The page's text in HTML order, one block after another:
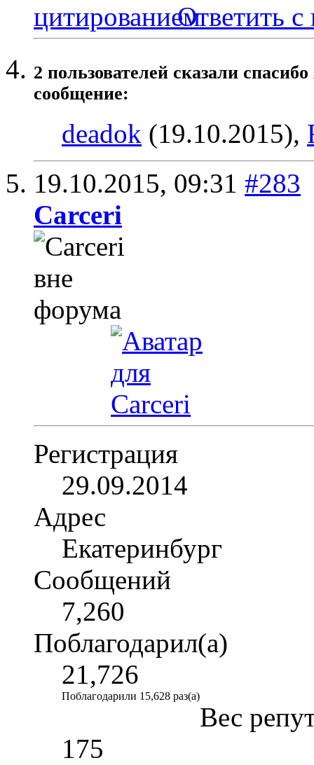
Ответить с
2 пользователей сказали
сообщение:
deadok (19.10.2015),
19.10.2015, 09:31 #283
Carceri
Регистрация
29.09.2014
Адрес
Екатеринбург
Сообщений
7,260
Поблагодарил(а)
21,726
Поблагодарили 15,628 раз(а)
Вес
175